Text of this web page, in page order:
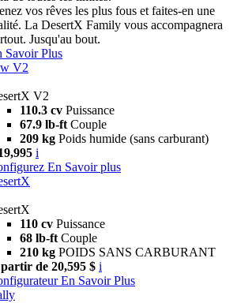
vos rêves les plus fous et faites-en une
La DesertX Family vous accompagnera
Jusqu'au bout.
Savoir Plus
V2
V2
110.3 cv Puissance
67.9 lb-ft Couple
209 kg Poids humide (sans carburant)
i
En Savoir plus
110 cv Puissance
68 lb-ft Couple
210 kg POIDS SANS CARBURANT
de 20,595 $ i
En Savoir Plus